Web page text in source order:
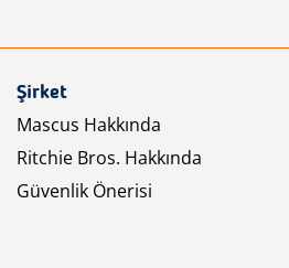
Şirket
Mascus Hakkında
Ritchie Bros. Hakkında
Güvenlik Önerisi